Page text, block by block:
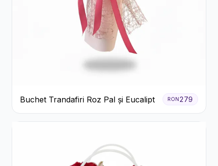
Buchet Trandafiri Roz Pal și Eucalipt RON279